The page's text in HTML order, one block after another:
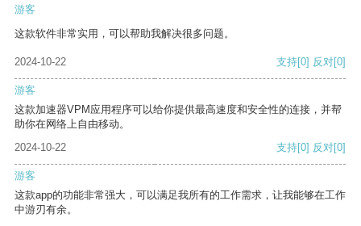
游客
这款软件非常实用，可以帮助我解决很多问题。
2024-10-22 支持[0] 反对[0]
游客
这款加速器VPM应用程序可以给你提供最高速度和安全性的连接，并帮
助你在网络上自由移动。
2024-10-22
支持[0] 反对[0]
游客
这款app的功能非常强大，可以满足我所有的工作需求，让我能够在工作
中游刃有余。